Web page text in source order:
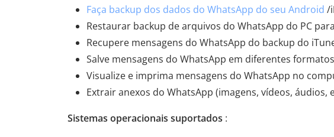
Faça backup dos dados do WhatsApp do seu Android /
Restaurar backup de arquivos do WhatsApp do PC
Recupere mensagens do WhatsApp do backup do
Salve mensagens do WhatsApp em diferentes
Visualize e imprima mensagens do WhatsApp no
Extrair anexos do WhatsApp (imagens, vídeos, áudios,
Sistemas operacionais suportados :